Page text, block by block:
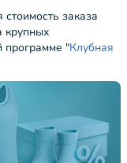
заказа
крупных
программе "Клубная